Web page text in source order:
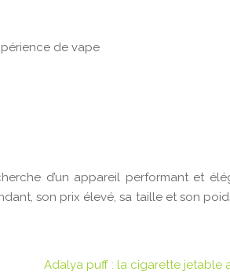
de vape
d’un appareil performant et
son prix élevé, sa taille et son
Adalya puff : la cigarette jetable